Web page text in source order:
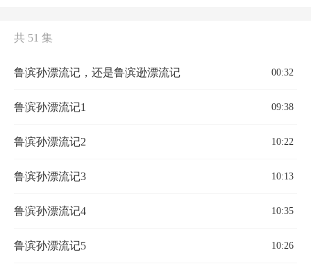
日子不过，非要出海去探险。这一去啊，就是好几十年。他很多
离奇的是，他还曾经漂流到一个荒岛上，那里一个人都没有，没
共 51 集
鲁滨孙漂流记，还是鲁滨逊漂流记 00:32
鲁滨孙漂流记1 09:38
鲁滨孙漂流记2 10:22
鲁滨孙漂流记3 10:13
鲁滨孙漂流记4 10:35
鲁滨孙漂流记5 10:26